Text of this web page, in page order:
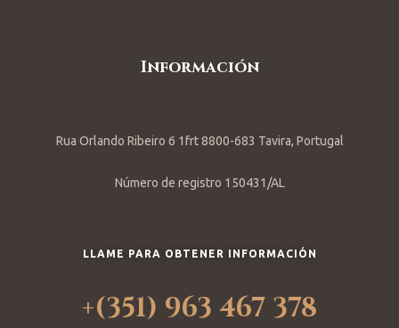
Información
Rua Orlando Ribeiro 6 1frt 8800-683 Tavira, Portugal
Número de registro 150431/AL
LLAME PARA OBTENER INFORMACIÓN
+(351) 963 467 378